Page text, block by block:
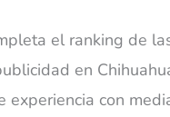
el ranking de
en
experiencia con